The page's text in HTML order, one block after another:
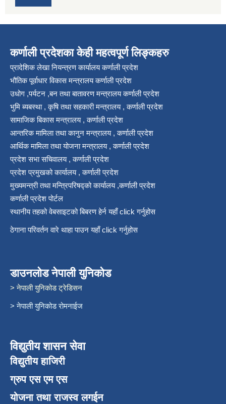
कर्णाली प्रदेशका केही महत्वपूर्ण लिङ्कहरु
प्रादेशिक लेखा नियन्त्रण कार्यालय कर्णाली प्रदेश
भौतिक पूर्वाधार विकास मन्त्रालय कर्णाली प्रदेश
उधोग ,पर्यटन ,बन तथा बातावरण मन्त्रालय कर्णाली प्रदेश
भुमि ब्यबस्था , कृषि तथा सहकारी मन्त्रालय , कर्णाली प्रदेश
सामाजिक बिकास मन्त्रालय , कर्णाली प्रदेश
आन्तरिक मामिला तथा कानुन मन्त्रालय , कर्णाली प्रदेश
आर्थिक मामिला तथा योजना मन्त्रालय , कर्णाली प्रदेश
प्रदेश सभा सचिवालय , कर्णाली प्रदेश
प्रदेश प्रमुखको कार्यालय , कर्णाली प्रदेश
मुख्यमन्त्री तथा मन्त्रिपरिषद्को कार्यालय ,कर्णाली प्रदेश
कर्णाली प्रदेश पोर्टल
स्थानीय तहको वेबसाइटको बिबरण हेर्न यहाँ click गर्नुहोस
ठेगाना परिवर्तन वारे थाहा पाउन यहाँ click गर्नुहोस
डाउनलोड नेपाली युनिकोड
> नेपाली युनिकोड ट्रेडिसन
> नेपाली युनिकोड रोमनाईज
विद्युतीय शासन सेवा
विद्युतीय हाजिरी
ग्रुप एस एम एस
योजना तथा राजस्व लगईन